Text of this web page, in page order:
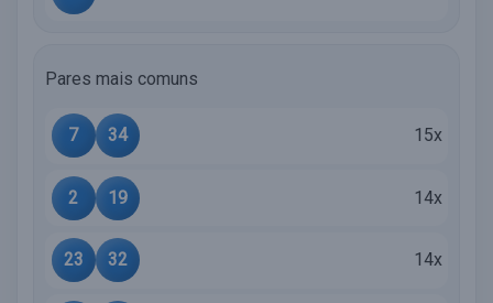
Pares mais comuns
7 34 15x
2 19 14x
23 32 14x